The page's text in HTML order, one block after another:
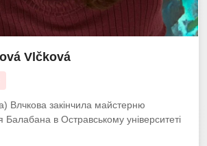
Vlčková
Влчкова закінчила майстерню
Балабана в Остравському університеті